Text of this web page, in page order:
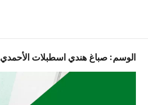
الكويت
للاعلانات
الوسم: صباغ هندي اسطبلات الأحمدي